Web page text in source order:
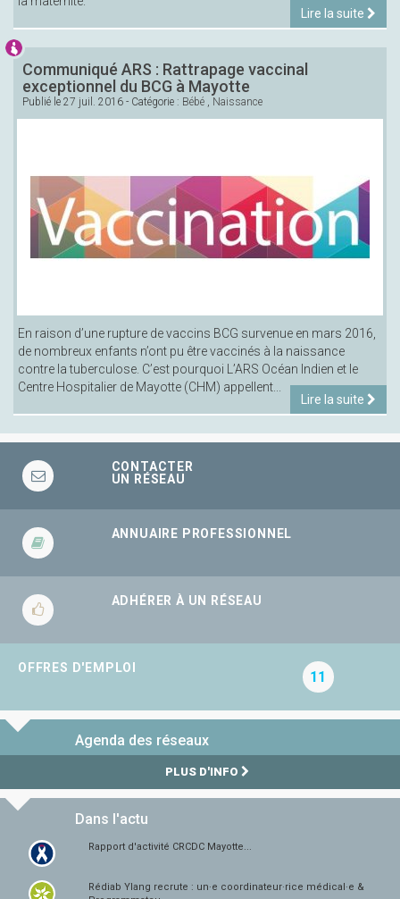
Lire la suite
Communiqué ARS : Rattrapage vaccinal
exceptionnel du BCG à Mayotte
Publié le 27 juil. 2016 - Catégorie : Bébé , Naissance
En raison d’une rupture de vaccins BCG survenue en mars 2016,
de nombreux enfants n’ont pu être vaccinés à la naissance
contre la tuberculose. C’est pourquoi L’ARS Océan Indien et le
Centre Hospitalier de Mayotte (CHM) appellent...
Lire la suite
CONTACTER
UN RÉSEAU
ANNUAIRE PROFESSIONNEL
ADHÉRER À UN RÉSEAU
OFFRES D'EMPLOI
11
Agenda des réseaux
PLUS D'INFO
Dans l'actu
Rapport d'activité CRCDC Mayotte...
Rédiab Ylang recrute : un·e coordinateur·rice médical·e &